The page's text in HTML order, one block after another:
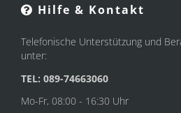
Hilfe & Kontakt
Telefonische Unterstützung und
unter:
TEL: 089-74663060
Mo-Fr, 08:00 - 16:30 Uhr